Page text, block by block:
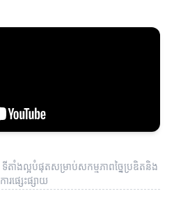
ាំងល្អបំផុតសម្រាប់សកម្មភាពច្នៃប្រឌិតនិង
ការផ្សេះផ្សាយ